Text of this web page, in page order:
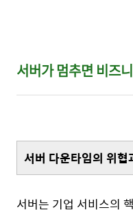
서버가 멈추면 비즈
서버 다운타임의 위협
서버는 기업 서비스의